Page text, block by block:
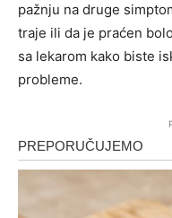
pažnju na druge
traje ili da je praćen
sa lekarom kako biste
probleme.